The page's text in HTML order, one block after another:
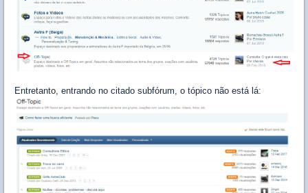
Entretanto, entrando no citado subfórum, o tópico não está lá: